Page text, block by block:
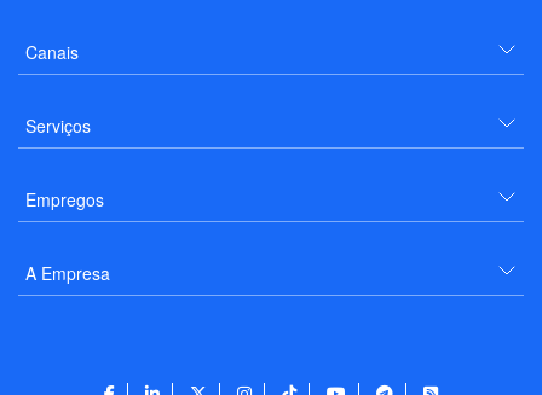
Canais
Serviços
Empregos
A Empresa